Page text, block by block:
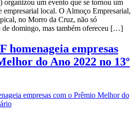
um evento que se tornou um
empresarial local. O Almoço Empresarial,
no Morro da Cruz, não só
domingo, mas também ofereceu […]
homenageia empresas
do Ano 2022 no 13º